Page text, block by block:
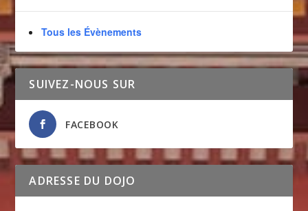
Tous les Évènements
SUIVEZ-NOUS SUR
FACEBOOK
ADRESSE DU DOJO